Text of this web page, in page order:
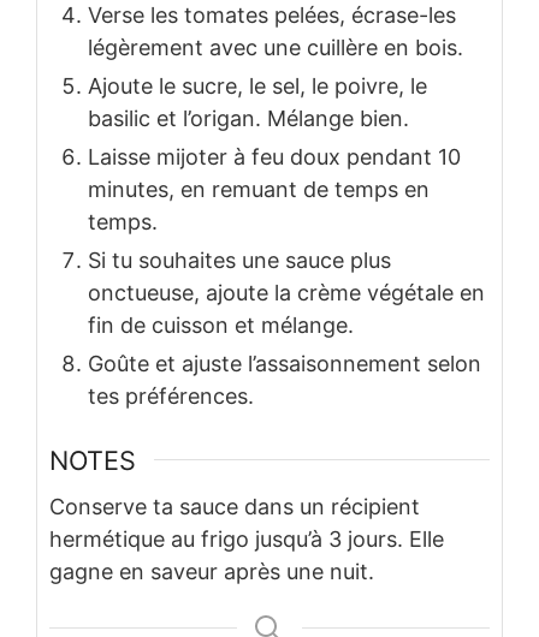
Verse les tomates pelées, écrase-les
légèrement avec une cuillère en bois.
Ajoute le sucre, le sel, le poivre, le
basilic et l’origan. Mélange bien.
Laisse mijoter à feu doux pendant 10
minutes, en remuant de temps en
temps.
Si tu souhaites une sauce plus
onctueuse, ajoute la crème végétale en
fin de cuisson et mélange.
Goûte et ajuste l’assaisonnement selon
tes préférences.
NOTES
Conserve ta sauce dans un récipient
hermétique au frigo jusqu’à 3 jours. Elle
gagne en saveur après une nuit.